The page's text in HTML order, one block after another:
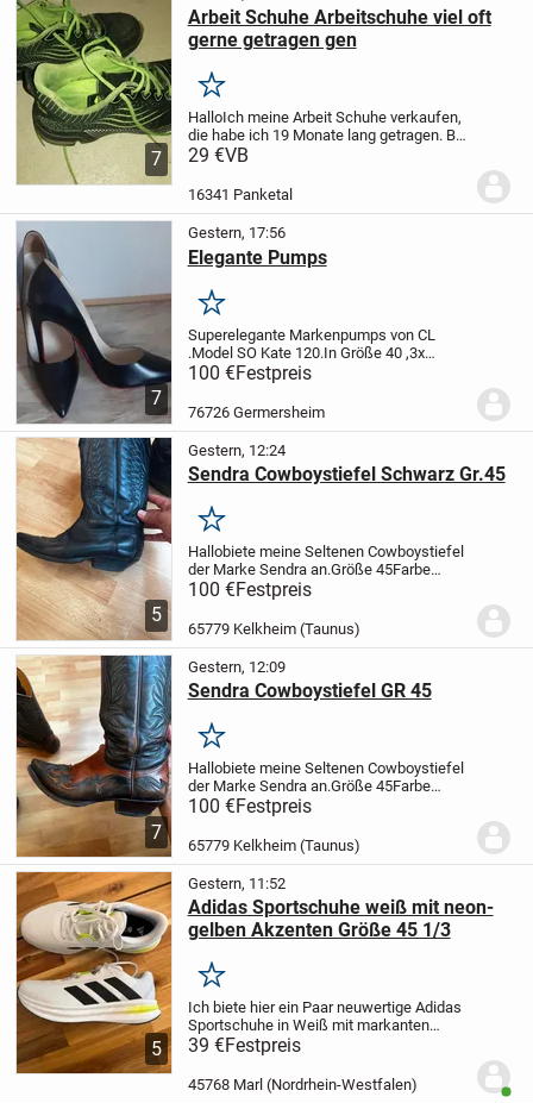
7
Arbeit Schuhe Arbeitschuhe viel oft
gerne getragen gen
Merken
HalloIch meine Arbeit Schuhe verkaufen,
die habe ich 19 Monate lang getragen. Bei
Wind Regen Sonne auch Barfuß.
29 €VB
16341 Panketal
7
Gestern, 17:56
Elegante Pumps
Merken
Superelegante Markenpumps von CL
.Model SO Kate 120.In Größe 40 ,3x
Indoor getragen.Absatzhöhe 12cm.
100 €Festpreis
76726 Germersheim
5
Gestern, 12:24
Sendra Cowboystiefel Schwarz Gr.45
Merken
Hallobiete meine Seltenen Cowboystiefel
der Marke Sendra an.Größe 45Farbe
Schwarzbei fragen gerne schreiben oder
anrufen. Mit freundlichen Grüßen
100 €Festpreis
65779 Kelkheim (Taunus)
7
Gestern, 12:09
Sendra Cowboystiefel GR 45
Merken
Hallobiete meine Seltenen Cowboystiefel
der Marke Sendra an.Größe 45Farbe
Beigebei fragen gerne schreiben oder
anrufen. Mit freundlichen Grüßen
100 €Festpreis
65779 Kelkheim (Taunus)
5
Gestern, 11:52
Adidas Sportschuhe weiß mit neon-
gelben Akzenten Größe 45 1/3
Merken
Ich biete hier ein Paar neuwertige Adidas
Sportschuhe in Weiß mit markanten
schwarzen Streifen und leuchtenden
neon-gelben Details an. Diese Sneaker
sind ideal für Sport und Freizeit und bieten
39 €Festpreis
45768 Marl (Nordrhein-Westfalen)